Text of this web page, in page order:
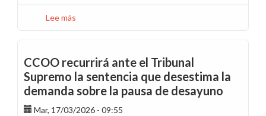
Lee más
conciliación
efectiva
y
sensible
ante
CCOO recurrirá ante el Tribunal
Supremo la sentencia que desestima la
demanda sobre la pausa de desayuno
Mar, 17/03/2026 - 09:55